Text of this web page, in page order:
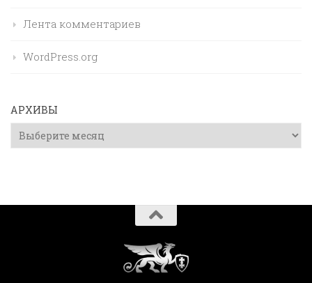
Лента комментариев
WordPress.org
АРХИВЫ
Архивы